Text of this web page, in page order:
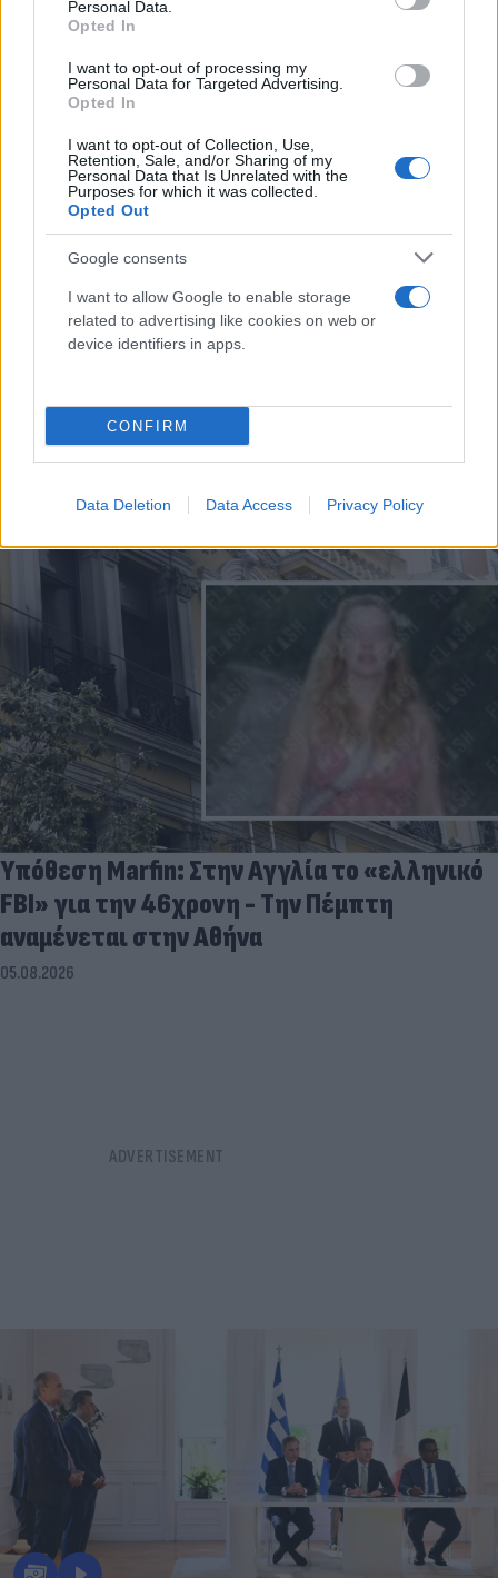
Personal Data.
Opted In
I want to opt-out of processing my
Personal Data for Targeted Advertising.
Opted In
I want to opt-out of Collection, Use,
Retention, Sale, and/or Sharing of my
Personal Data that Is Unrelated with the
Purposes for which it was collected.
Opted Out
Google consents
I want to allow Google to enable storage
related to advertising like cookies on web or
device identifiers in apps.
CONFIRM
Data Deletion Data Access Privacy Policy
FLASH FOCUS
Υπόθεση Marfin: Στην Αγγλία το «ελληνικό
FBI» για την 46χρονη - Την Πέμπτη
αναμένεται στην Αθήνα
05.08.2026